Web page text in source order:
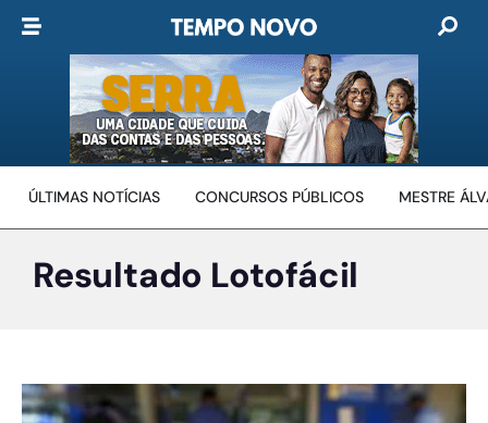
ÚLTIMAS NOTÍCIAS CONCURSOS PÚBLICOS MESTRE
Resultado Lotofácil